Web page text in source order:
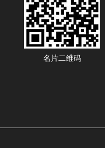
名片二维码